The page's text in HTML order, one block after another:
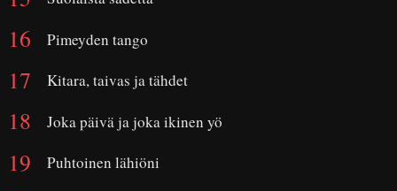
Pimeyden tango
Kitara, taivas ja tähdet
Joka päivä ja joka ikinen yö
Puhtoinen lähiöni